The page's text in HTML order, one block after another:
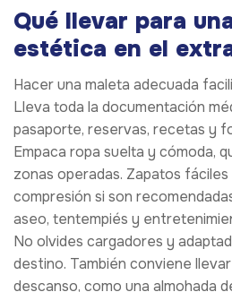
Qué llevar para
estética en el
Hacer una maleta adecuada
Lleva toda la documentación
pasaporte, reservas, recetas y
Empaca ropa suelta y cómoda,
zonas operadas. Zapatos
compresión si son
aseo, tentempiés y
No olvides cargadores y
destino. También conviene
descanso, como una almohada